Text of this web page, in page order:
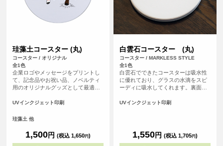
珪藻土コースター (丸)
コースター / オリジナル
全1色
企業ロゴやメッセージをプリントし
て、記念品やお祝い品、ノベルティ
用のオリジナルグッズとして最適で
らのアイテムはプリント範囲の端に
性が高いため、重要なデザイン(文字
すすめしております。
UVインクジェット印刷
珪藻土 他
1,500円 (税込 1,650円)
白雲石コースター (丸)
コースター / MARKLESS STYLE
全1色
白雲石でできたコースターは吸水性
に優れており、グラスの水滴をスピ
ーディに吸水してくれます。裏面は
ブルを傷つける心配もありません。
さな穴があいている為、吸水性に優
れています。
UVインクジェット印刷
1,550円 (税込 1,705円)